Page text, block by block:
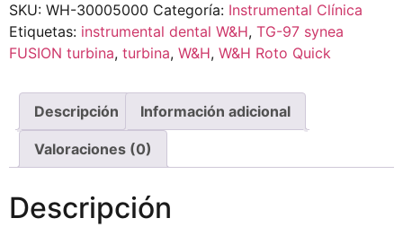
SKU: WH-30005000 Categoría: Instrumental Clínica
Etiquetas: instrumental dental W&H, TG-97 synea
FUSION turbina, turbina, W&H, W&H Roto Quick
Descripción Información adicional
Valoraciones (0)
Descripción